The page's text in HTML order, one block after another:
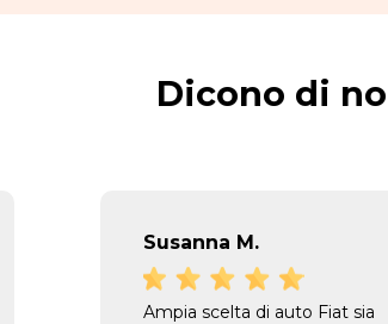
Dicono di
Susanna M.
Ampia scelta di auto Fiat sia